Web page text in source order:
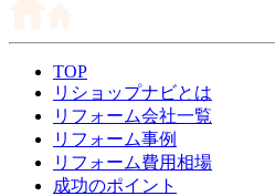
TOP
リショップナビとは
リフォーム会社一覧
リフォーム事例
リフォーム費用相場
成功のポイント